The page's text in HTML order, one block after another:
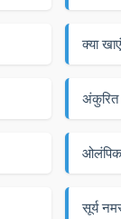
क्या
सूर्य